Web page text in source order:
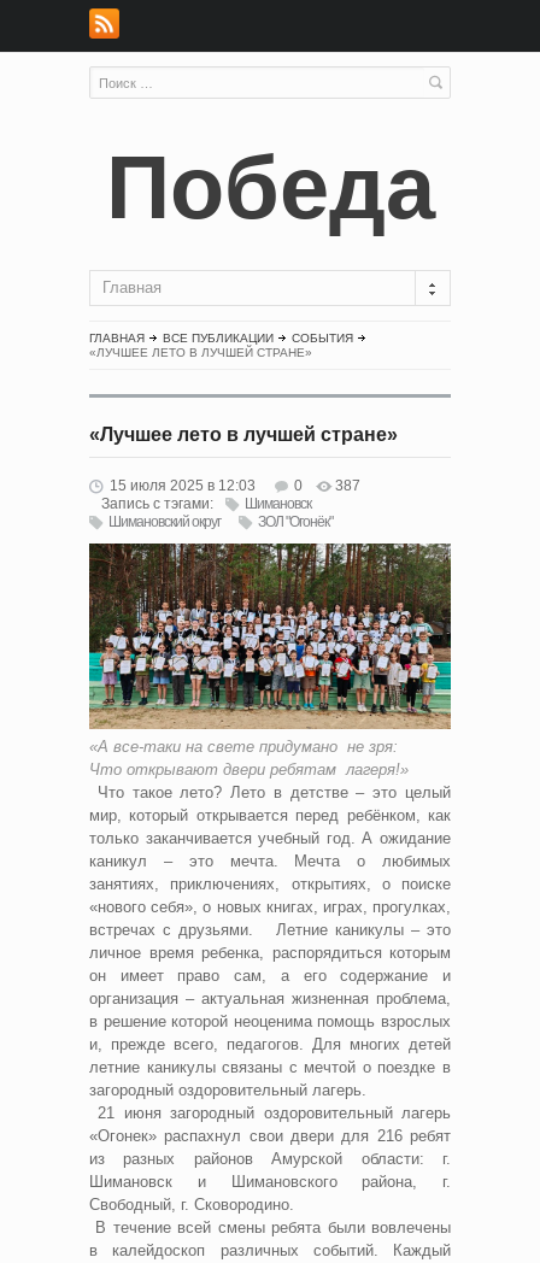
Победа
Главная
ГЛАВНАЯ ВСЕ ПУБЛИКАЦИИ
СОБЫТИЯ
«ЛУЧШЕЕ ЛЕТО В ЛУЧШЕЙ СТРАНЕ»
«Лучшее лето в лучшей стране»
15 июля 2025 в 12:03 0
387
Запись с тэгами:
Шимановск
Шимановский округ
ЗОЛ "Огонёк"
«А все-таки на свете придумано не зря:
Что открывают двери ребятам лагеря!»
Что такое лето? Лето в детстве – это целый
мир, который открывается перед ребёнком, как
только заканчивается учебный год. А ожидание
каникул – это мечта. Мечта о любимых
занятиях, приключениях, открытиях, о поиске
«нового себя», о новых книгах, играх, прогулках,
встречах с друзьями. Летние каникулы – это
личное время ребенка, распорядиться которым
он имеет право сам, а его содержание и
организация – актуальная жизненная проблема,
в решение которой неоценима помощь взрослых
и, прежде всего, педагогов. Для многих детей
летние каникулы связаны с мечтой о поездке в
загородный оздоровительный лагерь.
21 июня загородный оздоровительный лагерь
«Огонек» распахнул свои двери для 216 ребят
из разных районов Амурской области: г.
Шимановск и Шимановского района, г.
Свободный, г. Сковородино.
В течение всей смены ребята были вовлечены
в калейдоскоп различных событий. Каждый